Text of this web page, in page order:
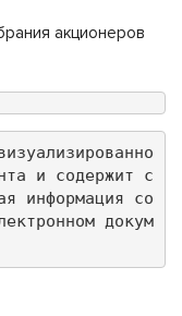
акционеров
и содержит с
информация со
докум